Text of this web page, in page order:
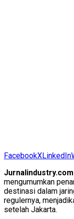
FacebookXLinkedIn
mengumumkan
destinasi dalam
regulernya,
setelah Jakarta.